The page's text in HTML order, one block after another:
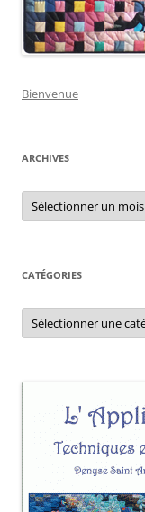
Bienvenue
ARCHIVES
Archives
CATÉGORIES
Catégories